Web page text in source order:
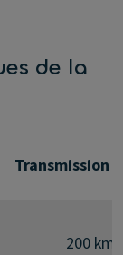
de la
Transmission
200